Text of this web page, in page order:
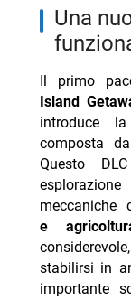
- Delitti del
una nuova mappa e nuove
Il primo
Island
introduce
composta
Questo
meccaniche
e
stabilirsi in
importante